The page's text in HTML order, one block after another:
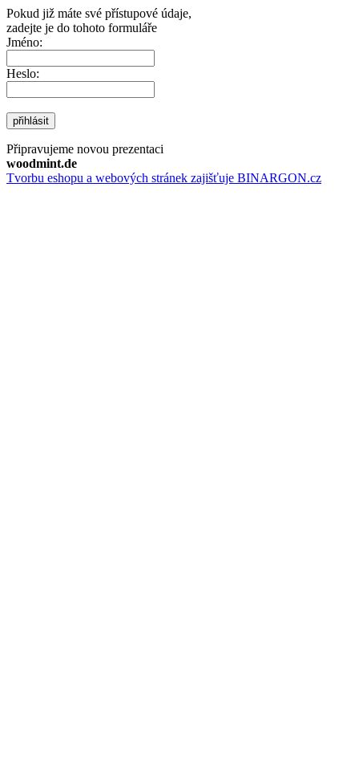
Pokud již máte své přístupové údaje,
zadejte je do tohoto formuláře
Jméno:
Heslo:
přihlásit
Připravujeme novou prezentaci
woodmint.de
Tvorbu eshopu a webových stránek zajišťuje BINARGON.cz